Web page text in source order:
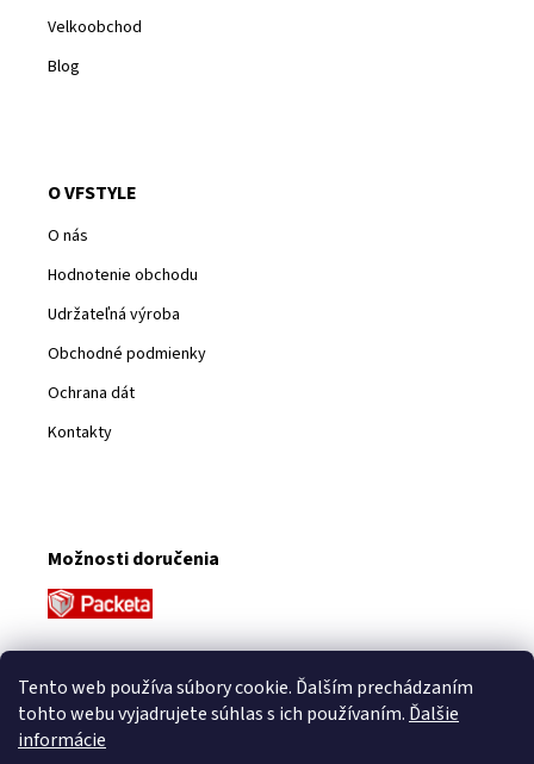
Tento web používa súbory cookie. Ďalším prechádzaním
tohto webu vyjadrujete súhlas s ich používaním. Ďalšie
informácie
Velkoobchod
Blog
O VFSTYLE
O nás
Hodnotenie obchodu
Udržateľná výroba
Obchodné podmienky
Ochrana dát
Kontakty
Možnosti doručenia